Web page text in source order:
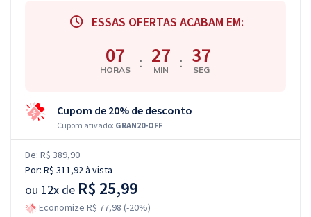
ESSAS OFERTAS ACABAM EM:
07
HORAS : 27
MIN : 37
SEG
Cupom de 20% de desconto
Cupom ativado: GRAN20-OFF
De: R$ 389,90
Por: R$ 311,92à vista
ou 12x de R$ 25,99
Economize R$ 77,98 (-20%)